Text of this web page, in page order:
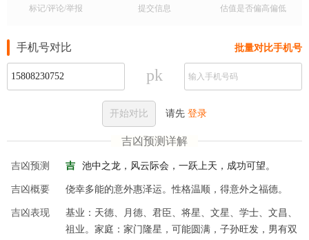
标记/评论/举报 提交信息 估值是否偏高偏低
手机号对比 批量对比手机号
pk
开始对比 请先 登录
吉凶预测详解
吉凶预测 吉 池中之龙，风云际会，一跃上天，成功可望。
吉凶概要 侥幸多能的意外惠泽运。性格温顺，得意外之福德。
吉凶表现
基业：天德、月德、君臣、将星、文星、学士、文昌、
祖业。家庭：家门隆星，可能圆满，子孙旺发，男有双